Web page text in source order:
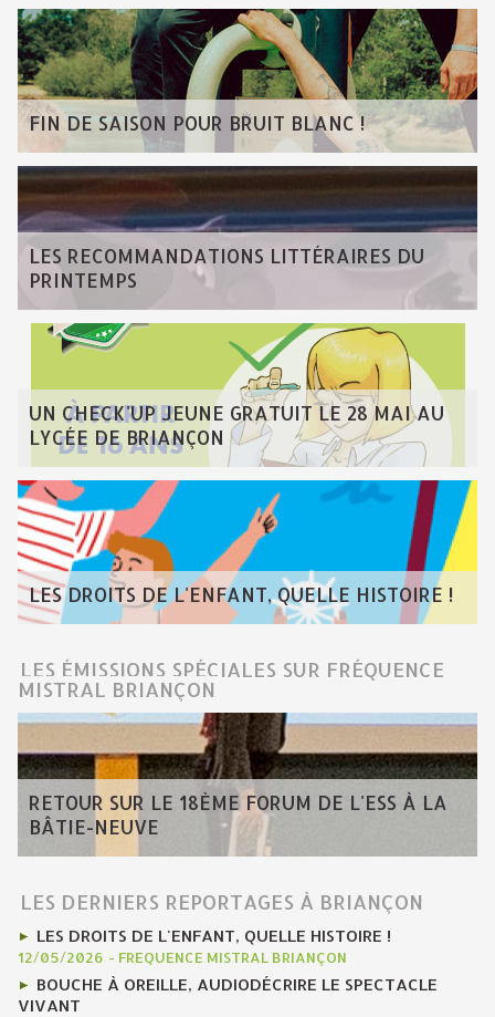
FIN DE SAISON POUR BRUIT BLANC !
LES RECOMMANDATIONS LITTÉRAIRES DU
PRINTEMPS
UN CHECK'UP JEUNE GRATUIT LE 28 MAI AU
LYCÉE DE BRIANÇON
LES DROITS DE L'ENFANT, QUELLE HISTOIRE !
LES ÉMISSIONS SPÉCIALES SUR FRÉQUENCE
MISTRAL BRIANÇON
RETOUR SUR LE 18ÈME FORUM DE L'ESS À LA
BÂTIE-NEUVE
LES DERNIERS REPORTAGES À BRIANÇON
LES DROITS DE L'ENFANT, QUELLE HISTOIRE !
12/05/2026 - FREQUENCE MISTRAL BRIANÇON
BOUCHE À OREILLE, AUDIODÉCRIRE LE SPECTACLE
VIVANT